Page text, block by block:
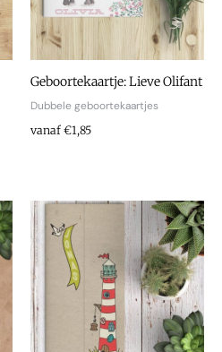
Geboortekaartje: Lieve Olifant
Dubbele geboortekaartjes
vanaf €1,85